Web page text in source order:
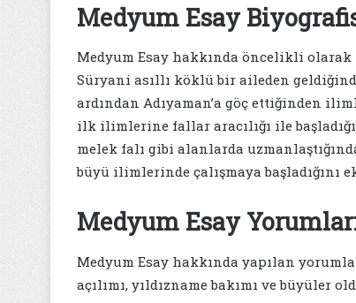
Medyum Esay
Medyum Esay hakkında öncelikli
Süryani asıllı köklü bir aileden
ardından Adıyaman’a göç ettiğinden
ilk ilimlerine fallar aracılığı ile
melek falı gibi alanlarda
büyü ilimlerinde çalışmaya başladığını
Medyum Esay
Medyum Esay hakkında yapılan
açılımı, yıldızname bakımı ve büyüler